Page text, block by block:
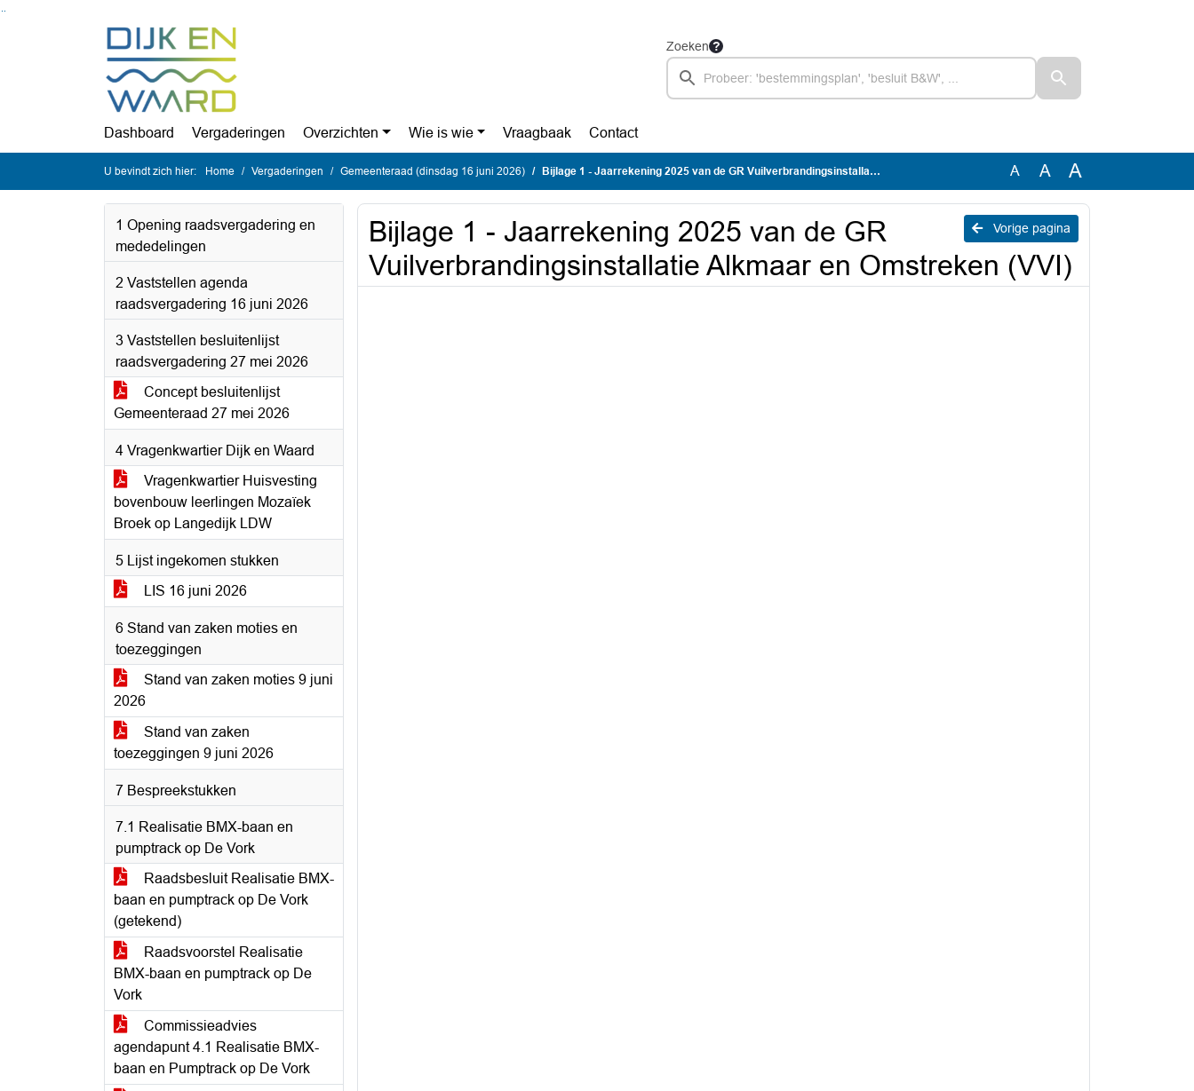
Zoeken
Dashboard Vergaderingen Overzichten Wie is wie Vraagbaak Contact
U bevindt zich hier: Home Vergaderingen Gemeenteraad (dinsdag 16 juni 2026) Bijlage 1 - Jaarrekening 2025 van de GR Vuilverbrandingsinstallatie Alkmaar en Omstreken (VVI) A A A
1 Opening raadsvergadering en
mededelingen
2 Vaststellen agenda
raadsvergadering 16 juni 2026
3 Vaststellen besluitenlijst
raadsvergadering 27 mei 2026
Concept besluitenlijst
Gemeenteraad 27 mei 2026
4 Vragenkwartier Dijk en Waard
Vragenkwartier Huisvesting
bovenbouw leerlingen Mozaïek
Broek op Langedijk LDW
5 Lijst ingekomen stukken
LIS 16 juni 2026
6 Stand van zaken moties en
toezeggingen
Stand van zaken moties 9 juni
2026
Stand van zaken
toezeggingen 9 juni 2026
7 Bespreekstukken
7.1 Realisatie BMX-baan en
pumptrack op De Vork
Raadsbesluit Realisatie BMX-
baan en pumptrack op De Vork
(getekend)
Raadsvoorstel Realisatie
BMX-baan en pumptrack op De
Vork
Commissieadvies
agendapunt 4.1 Realisatie BMX-
baan en Pumptrack op De Vork
Vorige pagina
Bijlage 1 - Jaarrekening 2025 van de GR
Vuilverbrandingsinstallatie Alkmaar en Omstreken (VVI)